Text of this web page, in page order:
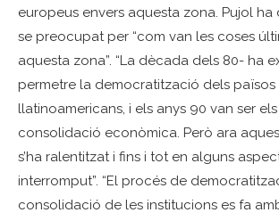
europeus envers aquesta zona. Pujol ha
se preocupat per “com van les coses
aquesta zona”. “La dècada dels 80- ha
permetre la democratització dels països
llatinoamericans, i els anys 90 van ser
consolidació econòmica. Però ara
s’ha ralentitzat i fins i tot en alguns
interromput”. “El procés de
consolidació de les institucions es fa